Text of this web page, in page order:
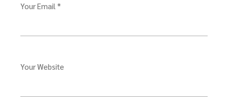
Your Email *
Your Website